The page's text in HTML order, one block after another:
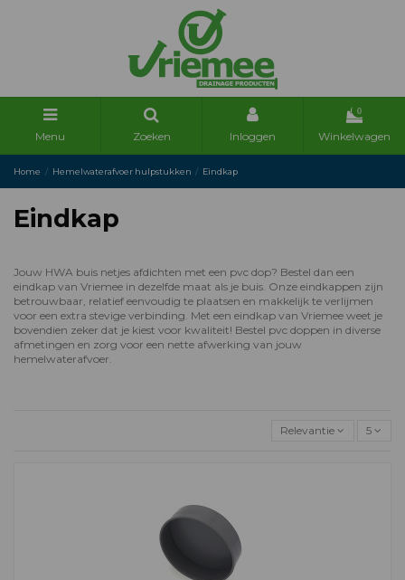
Menu Zoeken Inloggen
0
Winkelwagen
Home Hemelwaterafvoer hulpstukken Eindkap
Eindkap
Jouw HWA buis netjes afdichten met een pvc dop? Bestel dan een
eindkap van Vriemee in dezelfde maat als je buis. Onze eindkappen zijn
betrouwbaar, relatief eenvoudig te plaatsen en makkelijk te verlijmen
voor een extra stevige verbinding. Met een eindkap van Vriemee weet je
bovendien zeker dat je kiest voor kwaliteit! Bestel pvc doppen in diverse
afmetingen en zorg voor een nette afwerking van jouw
hemelwaterafvoer.
Relevantie 5